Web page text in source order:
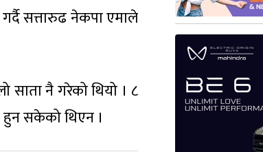
सत्तारुढ नेकपा एमाले
साता नै गरेको थियो । ८
सकेको थिएन ।